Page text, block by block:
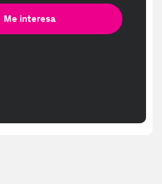
Me interesa